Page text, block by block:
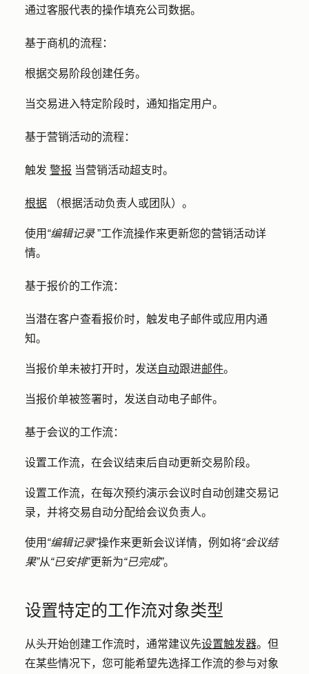
通过客服代表的操作填充公司数据。
基于商机的流程：
根据交易阶段创建任务。
当交易进入特定阶段时，通知指定用户。
基于营销活动的流程：
触发 警报 当营销活动超支时。
根据 （根据活动负责人或团队）。
使用 “编辑记录”工作流操作来更新您的营销活动详
情。
基于报价的工作流：
当潜在客户查看报价时，触发电子邮件或应用内通
知。
当报价单未被打开时，发送自动跟进邮件。
当报价单被签署时，发送自动电子邮件。
基于会议的工作流：
设置工作流，在会议结束后自动更新交易阶段。
设置工作流，在每次预约演示会议时自动创建交易记
录，并将交易自动分配给会议负责人。
使用 “编辑记录”操作来更新会议详情，例如将“会议结
果”从“已安排”更新为“已完成”。
设置特定的工作流对象类型
从头开始创建工作流时，通常建议先设置触发器。但
在某些情况下，您可能希望先选择工作流的参与对象